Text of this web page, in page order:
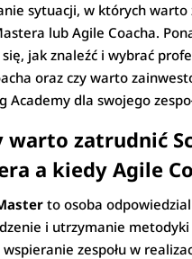
sytuacji, w których warto
lub Agile Coacha.
jak znaleźć i wybrać
oraz czy warto
Academy dla swojego
warto zatrudnić
a kiedy Agile
to osoba
i utrzymanie metodyki
wspieranie zespołu w